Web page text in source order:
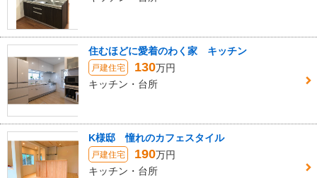
住むほどに愛着のわく家 キッチン
戸建住宅 130万円
キッチン・台所
K様邸 憧れのカフェスタイル
戸建住宅 190万円
キッチン・台所